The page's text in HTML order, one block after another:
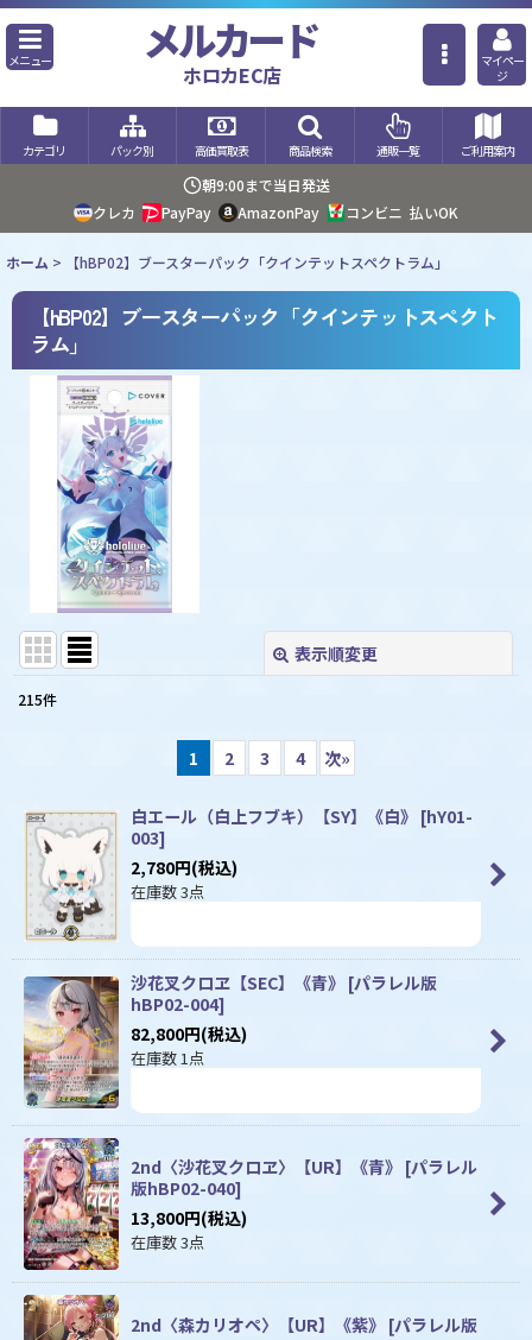
メニュー メルカード
ホロカEC店
マイペー
ジ
カテゴリ パック別 高価買取表 商品検索 通販一覧 ご利用案内
朝9:00まで当日発送
クレカ
PayPay AmazonPay コンビニ 払いOK
ホーム > 【hBP02】ブースターパック「クインテットスペクトラム」
【hBP02】ブースターパック「クインテットスペクト
ラム」
表示順変更
215件
1 2 3 4 次»
白エール（白上フブキ）【SY】《白》 [hY01-
003]
2,780円(税込)
在庫数 3点
沙花叉クロヱ【SEC】《青》 [パラレル版
hBP02-004]
82,800円(税込)
在庫数 1点
2nd〈沙花叉クロヱ〉【UR】《青》 [パラレル
版hBP02-040]
13,800円(税込)
在庫数 3点
2nd〈森カリオペ〉【UR】《紫》 [パラレル版